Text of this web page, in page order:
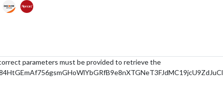
parameters must be provided to retrieve the